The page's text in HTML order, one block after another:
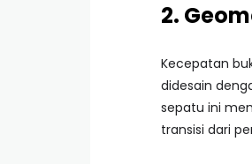
2.
Kecepatan
didesain
sepatu ini
transisi dari